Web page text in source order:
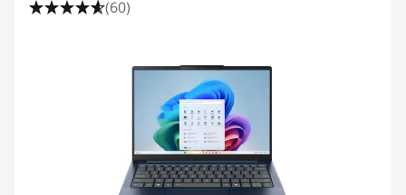
(60)